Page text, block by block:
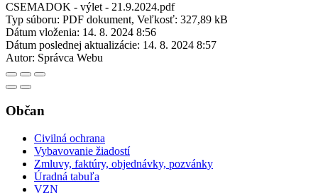
CSEMADOK - výlet - 21.9.2024.pdf
Typ súboru: PDF dokument, Veľkosť: 327,89 kB
Dátum vloženia: 14. 8. 2024 8:56
Dátum poslednej aktualizácie: 14. 8. 2024 8:57
Autor: Správca Webu
Občan
Civilná ochrana
Vybavovanie žiadostí
Zmluvy, faktúry, objednávky, pozvánky
Úradná tabuľa
VZN